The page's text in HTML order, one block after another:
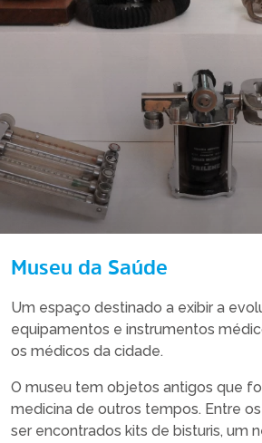
Museu da Saúde
Um espaço destinado a exibir a
equipamentos e instrumentos
os médicos da cidade.
O museu tem objetos antigos que
medicina de outros tempos. Entre
ser encontrados kits de bisturis, um